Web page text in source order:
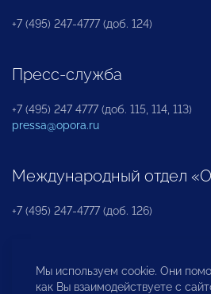
+7 (495) 247-4777 (доб. 124)
Пресс-служба
+7 (495) 247 4777 (доб. 115, 114, 113)
pressa@opora.ru
Международный отдел
+7 (495) 247-4777 (доб. 126)
Бюро по защите прав
инвесторов
Мы используем cookie. Они
как Вы взаимодействуете с